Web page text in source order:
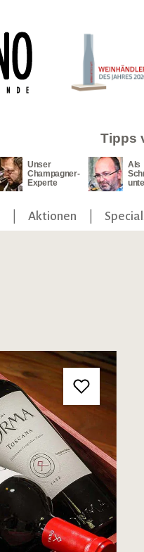
Tipps
Unser
Champagner-
Experte
Als
Aktionen